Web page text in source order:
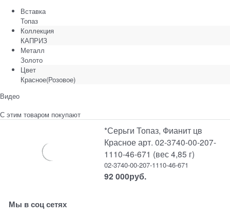
Вставка
Топаз
Коллекция
КАПРИЗ
Металл
Золото
Цвет
Красное(Розовое)
Видео
С этим товаром покупают
*Серьги Топаз, Фианит цв
Красное арт. 02-3740-00-207-
1110-46-671 (вес 4,85 г)
02-3740-00-207-1110-46-671
92 000руб.
Мы в соц сетях